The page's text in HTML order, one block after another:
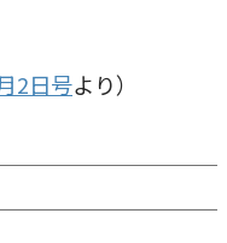
2日号より）